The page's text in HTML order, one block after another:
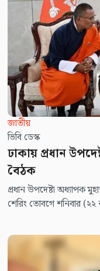
জাতীয়
ভিবি ডেস্ক
ঢাকায় প্রধান উপদেষ্টার সঙ্গে ভুটানের প্রধানমন্ত্রীর
বৈঠক
প্রধান উপদেষ্টা অধ্যাপক
শেরিং তোবগে শনিবার (২২